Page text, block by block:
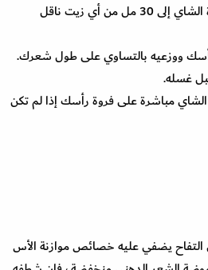
أضف 15 قطرة من زيت شجرة الشاي إلى 30 مل من أي زيت ناقل
ووزعيه بالتساوي على طول شعرك.
غسله.
مباشرة على فروة رأسك إذا لم تكن
يضفي عليه خصائص موازنة الأس